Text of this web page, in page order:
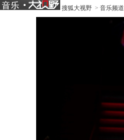
搜狐大视野 > 音乐频道